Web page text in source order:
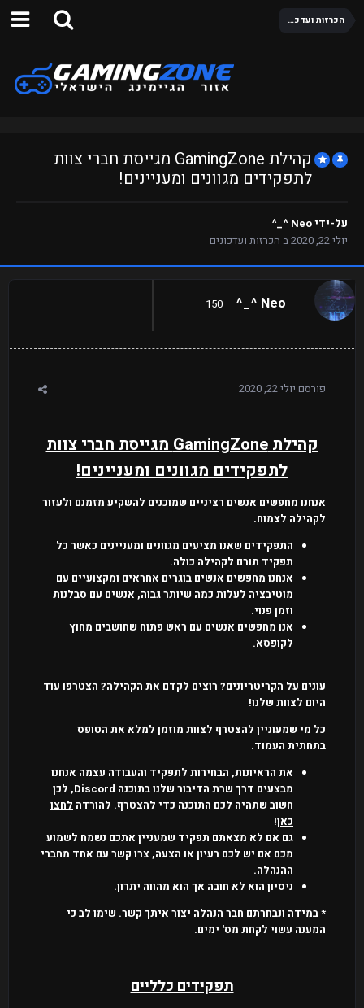
הכרזות ועדכונים
קהילת GamingZone מגייסת חברי צוות
לתפקידים מגוונים ומעניינים!
על-ידיNeo ^_^
יולי 22, 2020
ב הכרזות ועדכונים
Neo ^_^
150
פורסם יולי 22, 2020
קהילת GamingZone מגייסת חברי צוות
לתפקידים מגוונים ומעניינים!
אנחנו מחפשים אנשים רציניים שמוכנים להשקיע מזמנם ולעזור
לקהילה לצמוח.
התפקידים שאנו מציעים מגוונים ומעניינים כאשר כל
תפקיד תורם לקהילה כולה.
אנחנו מחפשים אנשים בוגרים אחראים ומקצועיים עם
מוטיבציה לעלות כמה שיותר גבוה, אנשים עם סבלנות
וזמן פנוי.
אנו מחפשים אנשים עם ראש פתוח שחושבים מחוץ
לקופסא.
עונים על הקריטריונים? רוצים לקדם את הקהילה? הצטרפו עוד
היום לצוות שלנו!
כל מי שמעוניין להצטרף לצוות מוזמן למלא את הטופס
בתחתית העמוד.
את הראיונות, הבחירות לתפקיד והעבודה עצמה אנחנו
מבצעים דרך שרת הדיבור שלנו בתוכנה Discord, לכן
חשוב שתהיה לכם התוכנה כדי להצטרף. להורדה לחצו
כאן!
גם אם לא מצאתם תפקיד שמעניין אתכם נשמח לשמוע
מכם אם יש לכם רעיון או הצעה, צרו קשר עם אחד מחברי
ההנהלה.
ניסיון הוא לא חובה אך הוא מהווה יתרון.
* במידה ונבחרתם חבר הנהלה יצור איתך קשר. שימו לב כי
המענה עשוי לקחת מס' ימים.
תפקידים כלליים